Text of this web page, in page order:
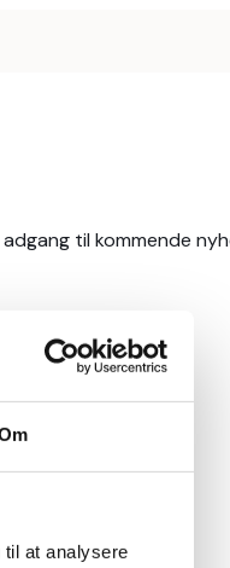
at analysere
til kommende